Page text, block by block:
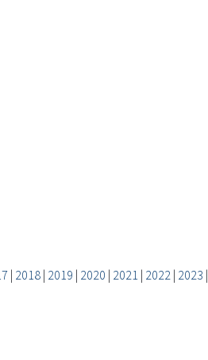
| 2018| 2019 | 2020 | 2021 | 2022| 2023 |